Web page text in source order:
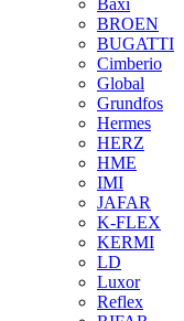
BROEN
BUGATTI
Cimberio
Global
Grundfos
Hermes
HERZ
HME
IMI
JAFAR
K-FLEX
KERMI
LD
Luxor
Reflex